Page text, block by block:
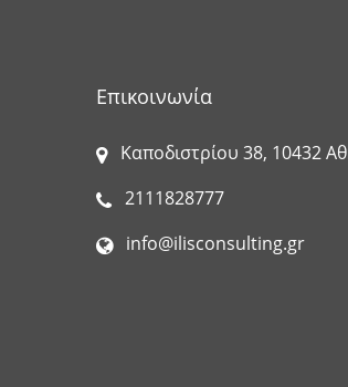
Επικοινωνία
Καποδιστρίου 38, 10432
2111828777
info@ilisconsulting.gr